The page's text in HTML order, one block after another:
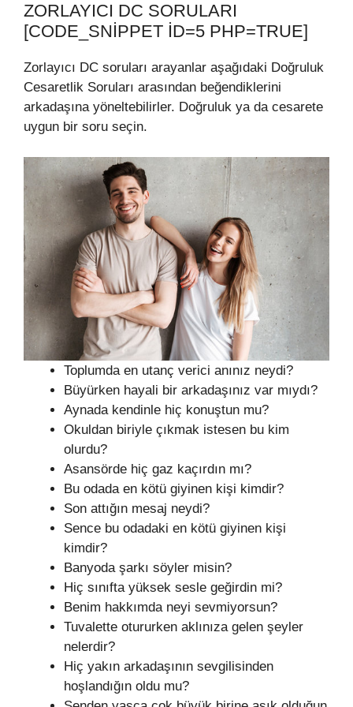
ZORLAYICI DC SORULARI
[CODE_SNIPPET ID=5 PHP=TRUE]
Zorlayıcı DC soruları arayanlar aşağıdaki Doğruluk
Cesaretlik Soruları arasından beğendiklerini
arkadaşına yöneltebilirler. Doğruluk ya da cesarete
uygun bir soru seçin.
Toplumda en utanç verici anınız neydi?
Büyürken hayali bir arkadaşınız var mıydı?
Aynada kendinle hiç konuştun mu?
Okuldan biriyle çıkmak istesen bu kim
olurdu?
Asansörde hiç gaz kaçırdın mı?
Bu odada en kötü giyinen kişi kimdir?
Son attığın mesaj neydi?
Sence bu odadaki en kötü giyinen kişi
kimdir?
Banyoda şarkı söyler misin?
Hiç sınıfta yüksek sesle geğirdin mi?
Benim hakkımda neyi sevmiyorsun?
Tuvalette otururken aklınıza gelen şeyler
nelerdir?
Hiç yakın arkadaşının sevgilisinden
hoşlandığın oldu mu?